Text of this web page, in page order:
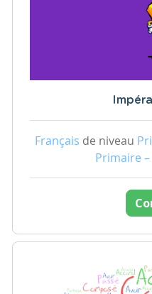
Français de niveau
Primaire